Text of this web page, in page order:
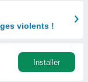
violents !
Installer